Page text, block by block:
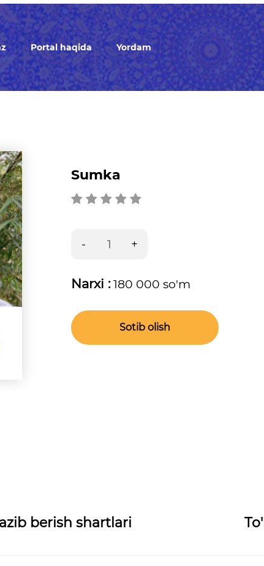
Portal haqida Yordam
Sumka
Narxi :180 000 so'm
Sotib olish
berish shartlari